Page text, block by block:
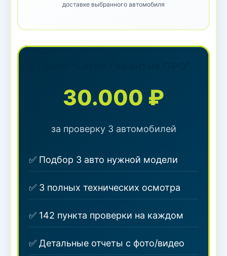
доставке выбранного автомобиля
30.000 ₽
за проверку 3 автомобилей
✅ Подбор 3 авто нужной модели
✅ 3 полных технических осмотра
✅ 142 пункта проверки на каждом
✅ Детальные отчеты с фото/видео